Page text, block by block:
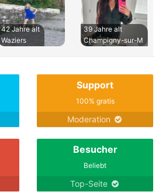
42 Jahre alt
Waziers
39 Jahre alt
Champigny-sur-M
Support
100% gratis
Moderation
Besucher
Beliebt
Top-Seite